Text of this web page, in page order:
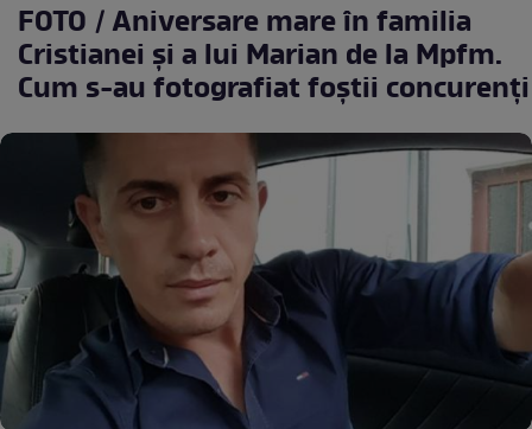
FOTO / Aniversare mare în familia
Cristianei şi a lui Marian de la Mpfm.
Cum s-au fotografiat foştii concurenţi